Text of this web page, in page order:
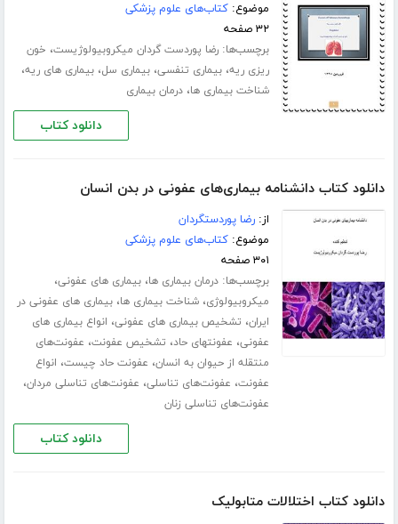
موضوع:کتاب‌های علوم پزشکی
۳۲ صفحه
برچسب‌ها:رضا پوردست گردان میکروبیولوژیست، خون
ریزی ریه،بیماری تنفسی،بیماری سل،بیماری های ریه،
شناخت بیماری ها،درمان بیماری
دانلود کتاب
دانلود کتاب دانشنامه بیماری‌های عفونی در بدن انسان
از:رضا پوردستگردان
موضوع:کتاب‌های علوم پزشکی
۳۰۱ صفحه
برچسب‌ها:درمان بیماری ها،بیماری های عفونی،
میکروبیولوژی،شناخت بیماری ها،بیماری های عفونی در
ایران، تشخیص بیماری های عفونی، انواع بیماری های
عفونی، عفونتهای حاد، تشخیص عفونت، عفونت‌های
منتقله از حیوان به انسان، عفونت حاد چیست، انواع
عفونت، عفونت‌های تناسلی، عفونت‌های تناسلی مردان،
عفونت‌های تناسلی زنان
دانلود کتاب
دانلود کتاب اختلالات متابولیک